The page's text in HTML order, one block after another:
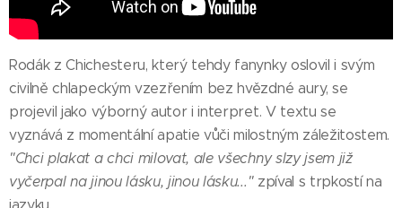
Rodák z Chichesteru, který tehdy fanynky oslovil i svým
civilně chlapeckým vzezřením bez hvězdné aury, se
projevil jako výborný autor i interpret. V textu se
vyznává z momentální apatie vůči milostným záležitostem.
"Chci plakat a chci milovat, ale všechny slzy jsem již
vyčerpal na jinou lásku, jinou lásku..."zpíval s trpkostí na
jazyku.